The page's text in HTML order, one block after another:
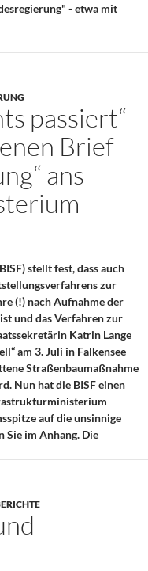
- etwa mit
passiert“
Brief
ans
stellt fest, dass auch
zur
(!) nach Aufnahme der
und das Verfahren zur
Katrin Lange
am 3. Juli in Falkensee
Straßenbaumaßnahme
Nun hat die BISF einen
auf die unsinnige
Sie im Anhang. Die